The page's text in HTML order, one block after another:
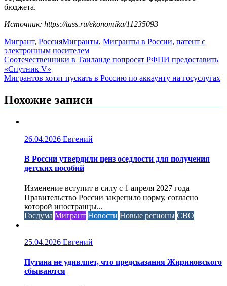
бюджета.
Источник: https://tass.ru/ekonomika/11235093
Мигрант, РоссияМигранты, Мигранты в России, патент с
электронным носителем
Навигация
по
Соотечественники в Таиланде попросят РФПИ предоставить
«Спутник V»
Мигрантов хотят пускать в Россию по аккаунту на госуслугах
Похожие записи
26.04.2026 Евгений
В России утвердили ценз оседлости для получения
детских пособий
Изменение вступит в силу с 1 апреля 2027 года
Правительство России закрепило норму, согласно
которой иностранцы...
Госдума Мигрант Новости Новые регионы СВО
25.04.2026 Евгений
Путина не удивляет, что предсказания Жириновского
сбываются